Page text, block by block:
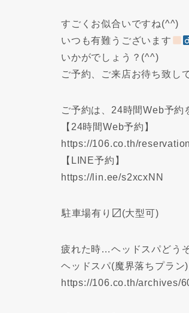
すごくお似合いですね(^^)
いつも有難うございます
いかがでしょう？(^^)
ご予約、ご来店お待ち致し
ご予約は、24時間Web予約
【24時間Web予約】
https://106.co.th/
【LINE予約】
https://lin.ee/s2xcxNN
️駐車場有り〼(大型可)
疲れた時…ヘッドスパどう
ヘッドスパ(魔界落ちプラン)
https://106.co.th/archives/